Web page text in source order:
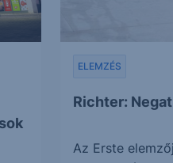
Richter:
ELEMZÉS
Az Erste